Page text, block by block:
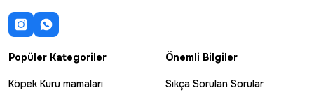
Popüler Kategoriler
Köpek Kuru mamaları
Önemli Bilgiler
Sıkça Sorulan Sorular